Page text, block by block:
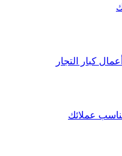
كبار التجار
عملائك